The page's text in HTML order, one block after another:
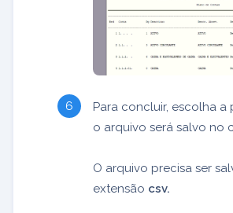
Para concluir, escolha a
o arquivo será salvo no
O arquivo precisa ser
extensão csv.